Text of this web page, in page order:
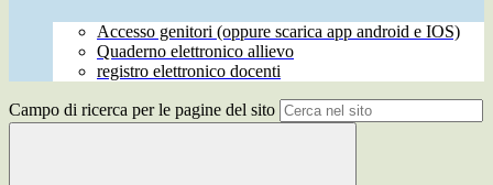
Accesso genitori (oppure scarica app android e IOS)
Quaderno elettronico allievo
registro elettronico docenti
Campo di ricerca per le pagine del sito